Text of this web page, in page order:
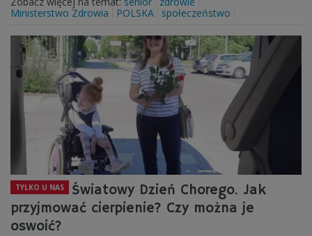
Ministerstwo Zdrowia
POLSKA społeczeństwo
TYLKO U NAS
Światowy Dzień Chorego. Jak
przyjmować cierpienie? Czy można je
oswoić?